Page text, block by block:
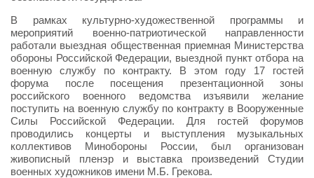
В рамках культурно-художественной программы и
мероприятий военно-патриотической направленности
работали выездная общественная приемная Министерства
обороны Российской Федерации, выездной пункт отбора на
военную службу по контракту. В этом году 17 гостей
форума после посещения презентационной зоны
российского военного ведомства изъявили желание
поступить на военную службу по контракту в Вооруженные
Силы Российской Федерации. Для гостей форумов
проводились концерты и выступления музыкальных
коллективов Минобороны России, был организован
живописный пленэр и выставка произведений Студии
военных художников имени М.Б. Грекова.